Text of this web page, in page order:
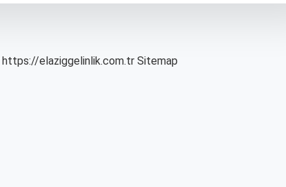
https://elaziggelinlik.com.tr Sitemap